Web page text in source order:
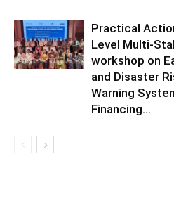
Practical
Level Multi-
workshop on
and Disaster
Warning
Financing...